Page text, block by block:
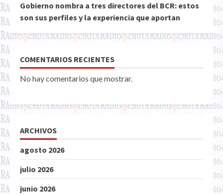
Gobierno nombra a tres directores del BCR: estos
son sus perfiles y la experiencia que aportan
COMENTARIOS RECIENTES
No hay comentarios que mostrar.
ARCHIVOS
agosto 2026
julio 2026
junio 2026